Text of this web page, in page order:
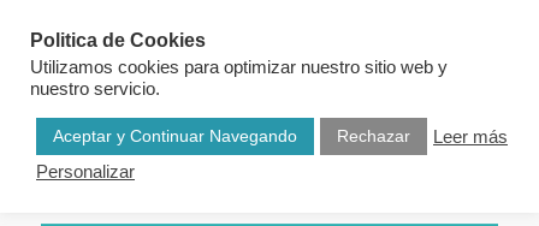
Politica de Cookies
Utilizamos cookies para optimizar nuestro sitio web y
nuestro servicio.
Aceptar y Continuar Navegando Rechazar
Leer más
Personalizar